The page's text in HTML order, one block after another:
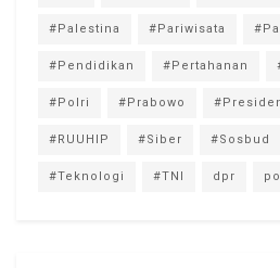
#Palestina #Pariwisata
#Pendidikan #Pertahanan
#Polri #Prabowo
#RUUHIP #Siber #Sosbud
#Teknologi #TNI dpr